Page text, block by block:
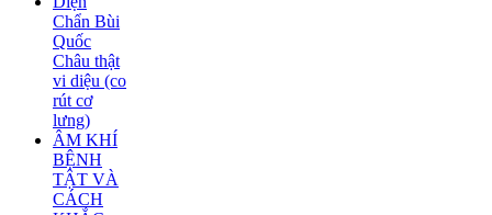
Chẩn Bùi
Quốc
Châu thật
vi diệu (co
rút cơ
lưng)
ÂM KHÍ
BỆNH
TẬT VÀ
CÁCH